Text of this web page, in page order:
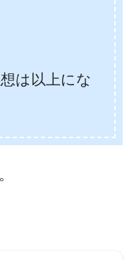
は以上にな